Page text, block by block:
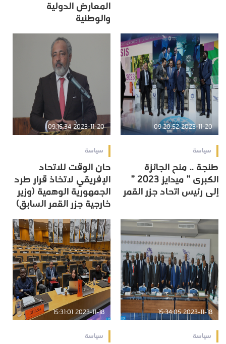
المعارض الدولية
والوطنية
2023-11-20 09:20:52
سياسة
طنجة .. منح الجائزة
الكبرى ” ميدايز 2023 ”
إلى رئيس اتحاد جزر القمر
2023-11-20 09:15:34
سياسة
حان الوقت للاتحاد
الإفريقي لاتخاذ قرار طرد
الجمهورية الوهمية (وزير
خارجية جزر القمر السابق)
2023-11-18 15:34:05
سياسة
2023-11-18 15:31:01
سياسة